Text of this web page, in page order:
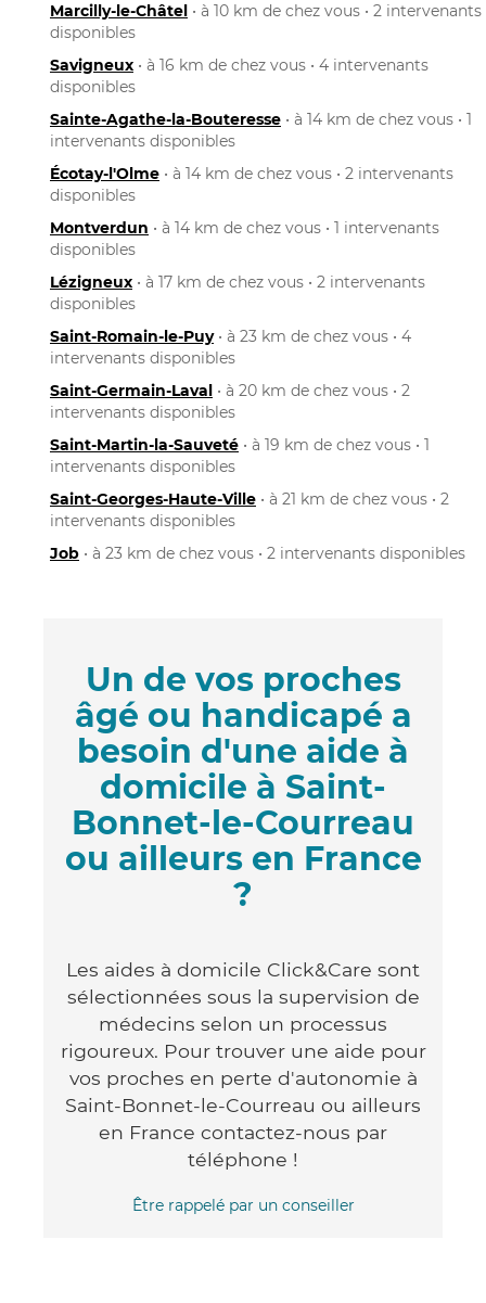
Marcilly-le-Châtel • à 10 km de chez vous • 2 intervenants
disponibles
Savigneux • à 16 km de chez vous • 4 intervenants
disponibles
Sainte-Agathe-la-Bouteresse • à 14 km de chez vous • 1
intervenants disponibles
Écotay-l'Olme • à 14 km de chez vous • 2 intervenants
disponibles
Montverdun • à 14 km de chez vous • 1 intervenants
disponibles
Lézigneux • à 17 km de chez vous • 2 intervenants
disponibles
Saint-Romain-le-Puy• à 23 km de chez vous • 4
intervenants disponibles
Saint-Germain-Laval • à 20 km de chez vous • 2
intervenants disponibles
Saint-Martin-la-Sauveté • à 19 km de chez vous • 1
intervenants disponibles
Saint-Georges-Haute-Ville • à 21 km de chez vous • 2
intervenants disponibles
Job • à 23 km de chez vous • 2 intervenants disponibles
Un de vos proches
âgé ou handicapé a
besoin d'une aide à
domicile à Saint-
Bonnet-le-Courreau
ou ailleurs en France
?
Les aides à domicile Click&Care sont
sélectionnées sous la supervision de
médecins selon un processus
rigoureux. Pour trouver une aide pour
vos proches en perte d'autonomie à
Saint-Bonnet-le-Courreau ou ailleurs
en France contactez-nous par
téléphone !
Être rappelé par un conseiller